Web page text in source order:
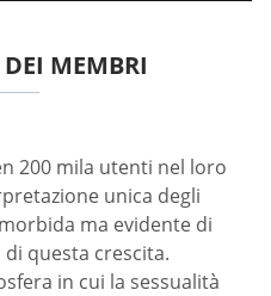
MEMBRI
200 mila utenti nel loro
unica degli
ma evidente di
questa crescita.
in cui la sessualità